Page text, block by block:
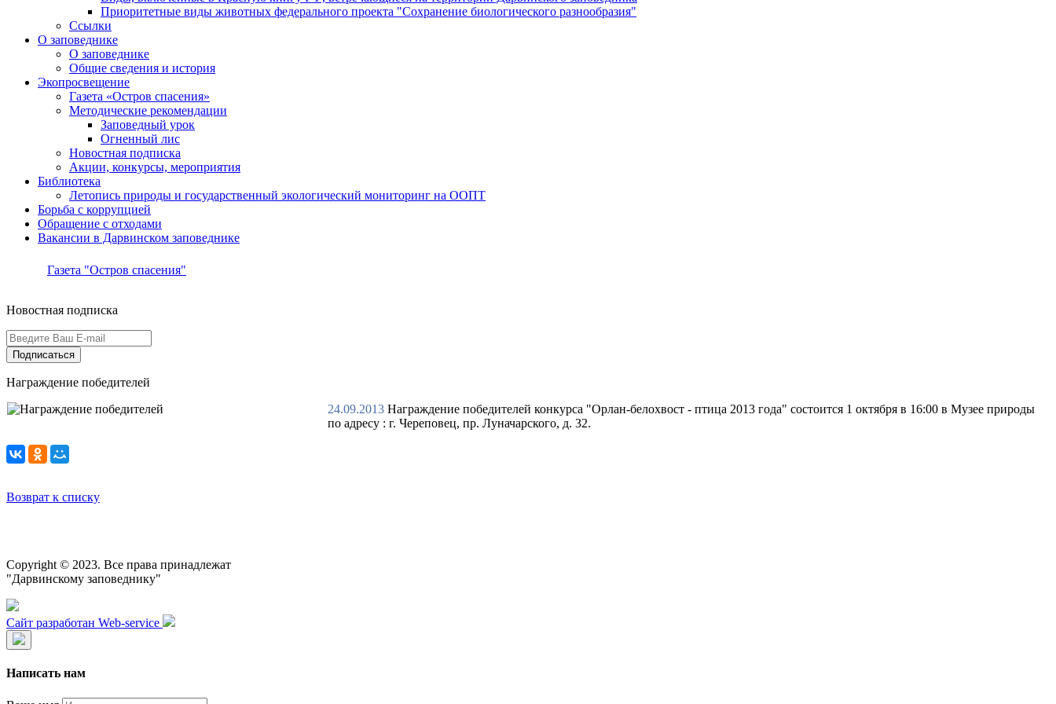
Приоритетные виды животных федерального проекта "Сохранение биологического разнообразия"
Ссылки
О заповеднике
О заповеднике
Общие сведения и история
Экопросвещение
Газета «Остров спасения»
Методические рекомендации
Заповедный урок
Огненный лис
Новостная подписка
Акции, конкурсы, мероприятия
Библиотека
Летопись природы и государственный экологический мониторинг на ООПТ
Борьба с коррупцией
Обращение с отходами
Вакансии в Дарвинском заповеднике
Газета "Остров спасения"
Новостная подписка
Подписаться
Награждение победителей
24.09.2013 Награждение победителей конкурса "Орлан-белохвост - птица 2013 года" состоится 1 октября в 16:00 в Музее природы
по адресу : г. Череповец, пр. Луначарского, д. 32.
Возврат к списку
Copyright © 2023. Все права принадлежат
"Дарвинскому заповеднику"
Сайт разработан Web-service
Написать нам